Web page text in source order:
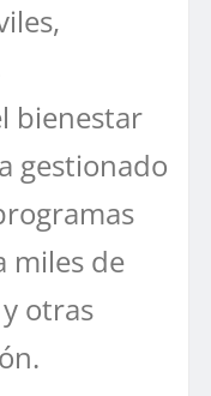
bienestar
gestionado
miles de
otras